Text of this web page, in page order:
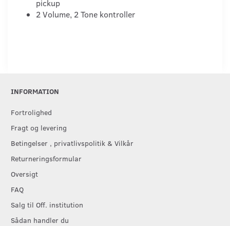
pickup
2 Volume, 2 Tone kontroller
INFORMATION
Fortrolighed
Fragt og levering
Betingelser , privatlivspolitik & Vilkår
Returneringsformular
Oversigt
FAQ
Salg til Off. institution
Sådan handler du